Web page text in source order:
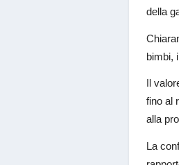
della
bimbi,
Il
fino al
alla
La